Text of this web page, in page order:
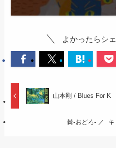
よかったらシ
山本剛 / Blues For K
棘-おどろ- ／ キ